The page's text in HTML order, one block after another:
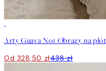
Od 328,50 zł438 zł